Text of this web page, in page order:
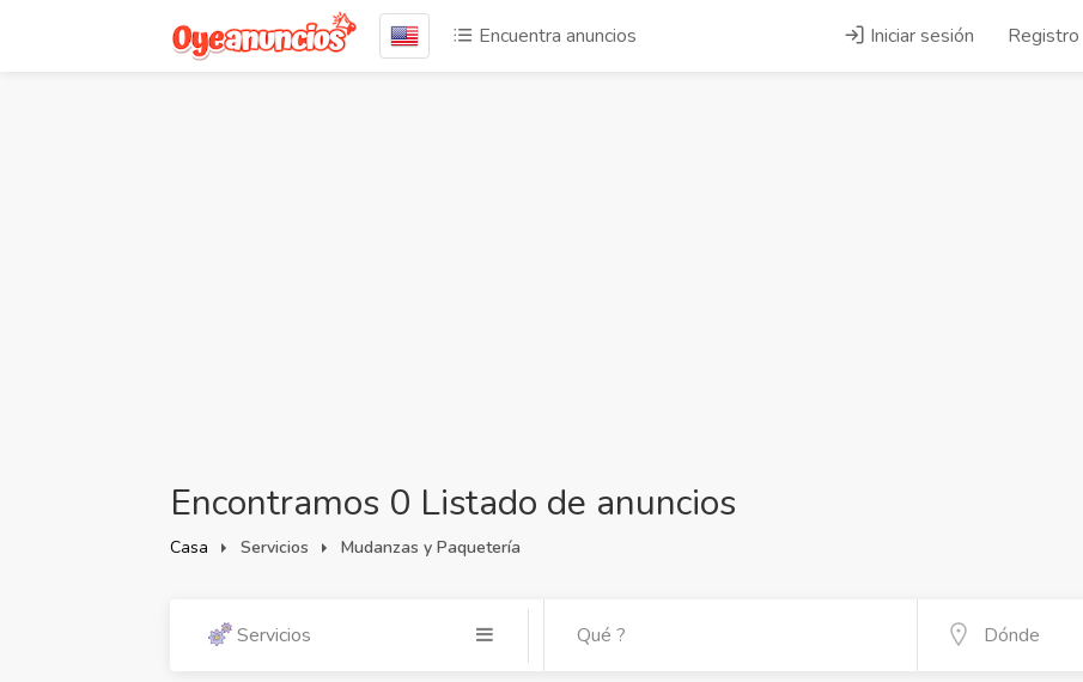
Encuentra anuncios Iniciar sesión Registro
Encontramos 0 Listado de anuncios
Casa Servicios Mudanzas y Paquetería
Servicios